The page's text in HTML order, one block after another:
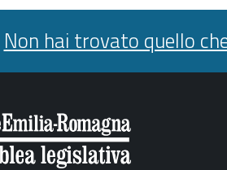
facebook
twitter
Non hai trovato quello